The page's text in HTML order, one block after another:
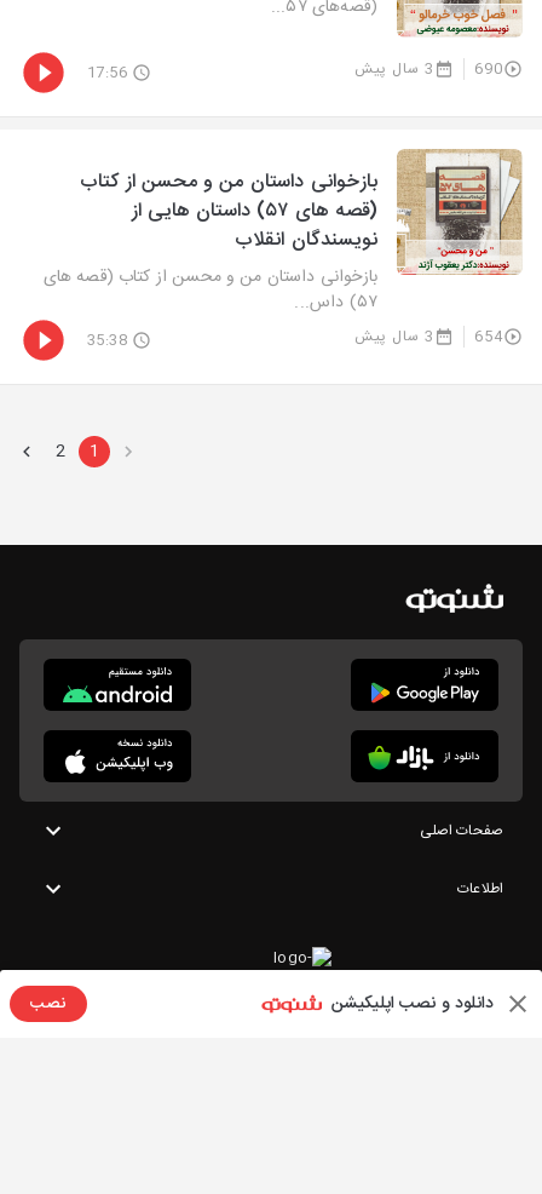
(قصه‌های ۵۷...
690 3 سال پیش 17:56
بازخوانی داستان من و محسن از كتاب
(قصه های ۵۷) داستان هایی از
نویسندگان انقلاب
بازخوانی داستان من و محسن از كتاب (قصه های
۵۷) داس...
654 3 سال پیش 35:38
1
2
دانلود و نصب اپلیکیشن نصب
صفحات اصلی
اطلاعات